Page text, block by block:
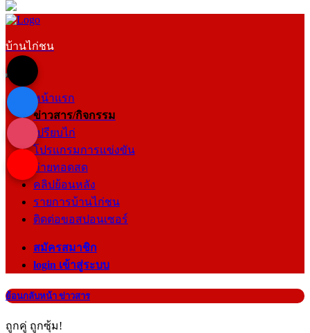
บ้านไก่ชน
หน้าแรก
ข่าวสาร/กิจกรรม
เปรียบไก่
โปรแกรมการแข่งขัน
ถ่ายทอดสด
คลิปย้อนหลัง
รายการบ้านไก่ชน
ติดต่อขอสปอนเซอร์
สมัครสมาชิก
login เข้าสู่ระบบ
ย้อนกลับหน้า ข่าวสาร
ถูกคู่ ถูกซุ้ม!